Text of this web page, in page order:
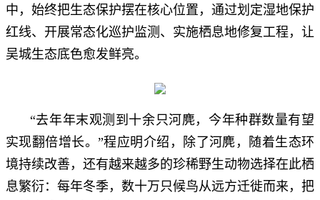
中，始终把生态保护摆在核心位置，通过划定湿地保护
红线、开展常态化巡护监测、实施栖息地修复工程，让
吴城生态底色愈发鲜亮。
“去年年末观测到十余只河麂，今年种群数量有望
实现翻倍增长。”程应明介绍，除了河麂，随着生态环
境持续改善，还有越来越多的珍稀野生动物选择在此栖
息繁衍：每年冬季，数十万只候鸟从远方迁徙而来，把